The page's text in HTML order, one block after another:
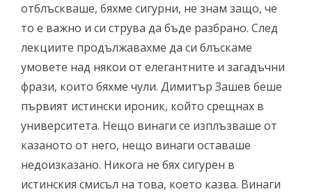
отблъскваше, бяхме сигурни, не знам защо, че
то е важно и си струва да бъде разбрано. След
лекциите продължавахме да си блъскаме
умовете над някои от елегантните и загадъчни
фрази, които бяхме чули. Димитър Зашев беше
първият истински ироник, който срещнах в
университета. Нещо винаги се изплъзваше от
казаното от него, нещо винаги оставаше
недоизказано. Никога не бях сигурен в
истинския смисъл на това, което казва. Винаги